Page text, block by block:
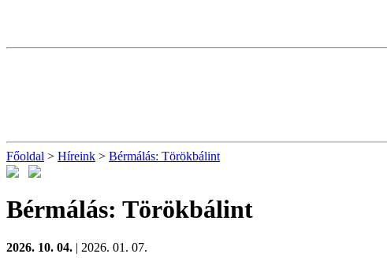
Főoldal > Híreink > Bérmálás: Törökbálint
Bérmálás: Törökbálint
2026. 10. 04. | 2026. 01. 07.